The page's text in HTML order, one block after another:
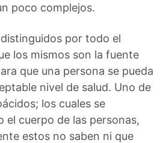
poco complejos.
por todo el
los mismos son la fuente
que una persona se pueda
nivel de salud. Uno de
los cuales se
el cuerpo de las personas,
estos no saben ni que